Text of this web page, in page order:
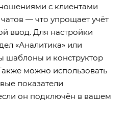
с клиентами
чатов — что упрощает учёт
ввод. Для настройки
«Аналитика» или
шаблоны и конструктор
можно использовать
показатели
он подключён в вашем